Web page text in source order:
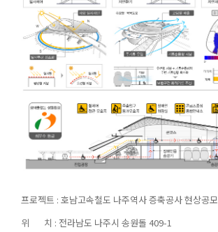
프로젝트 : 호남고속철도 나주역사 증축공사 현상공모
위 치 : 전라남도 나주시 송원돌 409-1